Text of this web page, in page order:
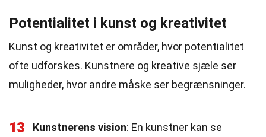
Potentialitet i kunst og kreativitet
Kunst og kreativitet er områder, hvor potentialitet
ofte udforskes. Kunstnere og kreative sjæle ser
muligheder, hvor andre måske ser begrænsninger.
13 Kunstnerens vision: En kunstner kan se